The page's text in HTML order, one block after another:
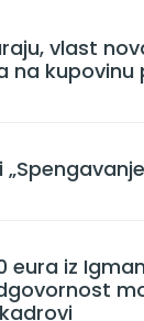
vlast
na kupovinu
eura iz